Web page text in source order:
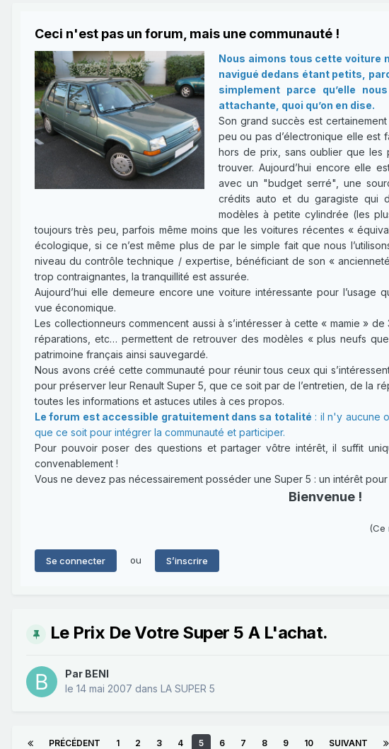
Ceci n'est pas un forum, mais une communauté !
Nous aimons tous cette voiture
navigué dedans étant petits,
simplement parce qu’elle
attachante, quoi qu’on en dise.
Son grand succès est
peu ou pas d’électronique elle est
hors de prix, sans oublier que les
trouver. Aujourd’hui encore elle
avec un "budget serré", une
crédits auto et du garagiste qui
modèles à petite cylindrée (les
toujours très peu, parfois même moins que les voitures récentes «
écologique, si ce n’est même plus de par le simple fait que nous
niveau du contrôle technique / expertise, bénéficiant de son «
trop contraignantes, la tranquillité est assurée.
Aujourd’hui elle demeure encore une voiture intéressante pour l’usage
vue économique.
Les collectionneurs commencent aussi à s’intéresser à cette « mamie »
réparations, etc… permettent de retrouver des modèles « plus neufs
patrimoine français ainsi sauvegardé.
Nous avons créé cette communauté pour réunir tous ceux qui
pour préserver leur Renault Super 5, que ce soit par de l’entretien, de la
toutes les informations et astuces utiles à ces propos.
Le forum est accessible gratuitement dans sa totalité : il n'y aucune
que ce soit pour intégrer la communauté et participer.
Pour pouvoir poser des questions et partager vôtre intérêt, il suffit
convenablement !
Vous ne devez pas nécessairement posséder une Super 5 : un intérêt
Bienvenue !
(Ce
Se connecter ou S’inscrire
Le Prix De Votre Super 5 A L'achat.
Par BENI
le 14 mai 2007 dans LA SUPER 5
PRÉCÉDENT 1 2 3 4 5 6 7 8 9 10 SUIVANT